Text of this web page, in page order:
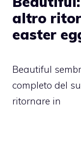
altro
easter
Beautiful
completo del
ritornare in